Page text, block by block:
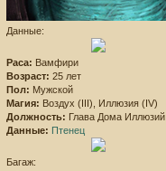
Данные:
Раса: Вамфири
Возраст: 25 лет
Пол: Мужской
Магия: Воздух (III), Иллюзия (IV)
Должность: Глава Дома Иллюзий
Данные: Птенец
Багаж: